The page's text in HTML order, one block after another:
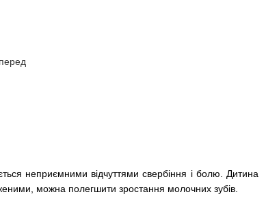
неприємними відчуттями свербіння і болю. Дитина
можна полегшити зростання молочних зубів.